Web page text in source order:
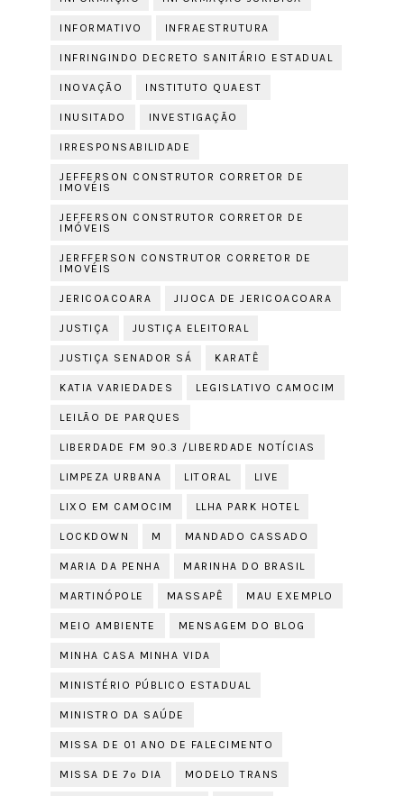
INFORMATIVO INFRAESTRUTURA
INFRINGINDO DECRETO SANITÁRIO ESTADUAL
INOVAÇÃO INSTITUTO QUAEST
INUSITADO INVESTIGAÇÃO
IRRESPONSABILIDADE
JEFFERSON CONSTRUTOR CORRETOR DE
IMOVÉIS
JEFFERSON CONSTRUTOR CORRETOR DE
IMÓVEIS
JERFFERSON CONSTRUTOR CORRETOR DE
IMOVÉIS
JERICOACOARA JIJOCA DE JERICOACOARA
JUSTIÇA JUSTIÇA ELEITORAL
JUSTIÇA SENADOR SÁ KARATÊ
KATIA VARIEDADES LEGISLATIVO CAMOCIM
LEILÃO DE PARQUES
LIBERDADE FM 90.3 /LIBERDADE NOTÍCIAS
LIMPEZA URBANA LITORAL LIVE
LIXO EM CAMOCIM LLHA PARK HOTEL
LOCKDOWN M MANDADO CASSADO
MARIA DA PENHA MARINHA DO BRASIL
MARTINÓPOLE MASSAPÊ MAU EXEMPLO
MEIO AMBIENTE MENSAGEM DO BLOG
MINHA CASA MINHA VIDA
MINISTÉRIO PÚBLICO ESTADUAL
MINISTRO DA SAÚDE
MISSA DE 01 ANO DE FALECIMENTO
MISSA DE 7º DIA MODELO TRANS